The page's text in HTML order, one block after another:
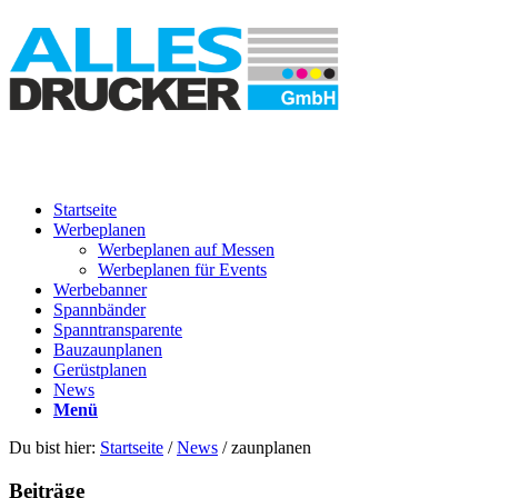
Startseite
Werbeplanen
Werbeplanen auf Messen
Werbeplanen für Events
Werbebanner
Spannbänder
Spanntransparente
Bauzaunplanen
Gerüstplanen
News
Menü
Du bist hier: Startseite / News / zaunplanen
Beiträge